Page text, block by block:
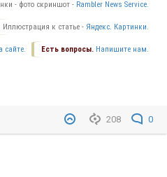
- фото скриншот - Rambler News Service.
Иллюстрация к статье - Яндекс. Картинки.
Есть вопросы. Напишите нам.
сайте.
208 0